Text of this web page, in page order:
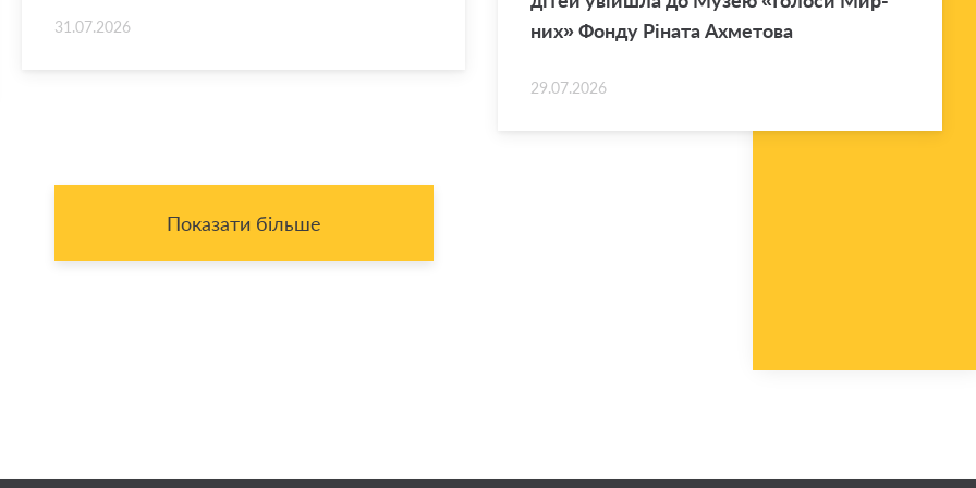
31.07.2026
них» Фонду Рі­на­та Ахме­то­ва
29.07.2026
Показати більше